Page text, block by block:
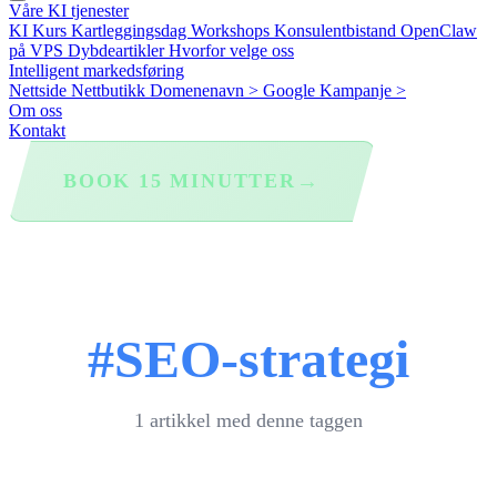
Våre KI tjenester
KI Kurs Kartleggingsdag Workshops Konsulentbistand OpenClaw
på VPS DybdeartiklerHvorfor velge oss
Intelligent markedsføring
Nettside Nettbutikk Domenenavn > Google Kampanje >
Om oss
Kontakt
BOOK 15 MINUTTER →
#SEO-strategi
1 artikkel med denne taggen